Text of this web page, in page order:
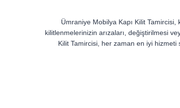
Ümraniye Mobilya Kapı Kilit Tamircisi,
kilitlenmelerinizin arızaları, değiştirilmesi
Kilit Tamircisi, her zaman en iyi hizmeti